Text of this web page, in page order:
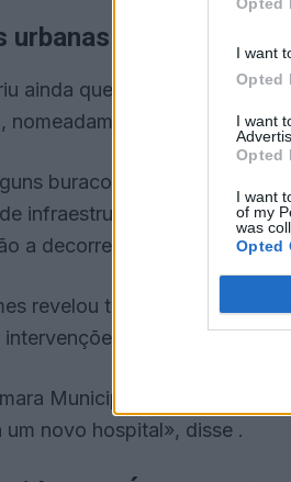
I want
Opted
I want
Opted
I want
of my
was
Opted
acompanham
ainda que o
nomeadamente ao nível das
buracos, mas
infraestruturas que vão ter
a decorrer dentro do
revelou também que será
Municipal com os
novo hospital», disse .